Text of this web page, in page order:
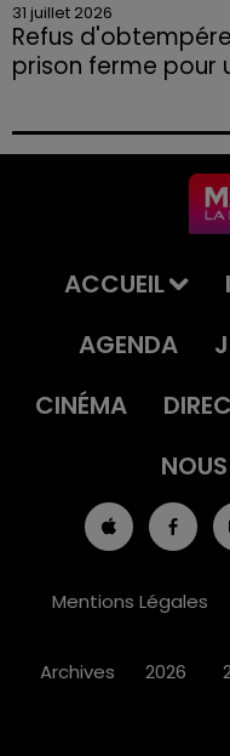
31 juillet 2026
Refus
prison ferme pour
permis et la
ACCUEIL
AGENDA
CINÉMA
Mentions Légales
Archives 2026